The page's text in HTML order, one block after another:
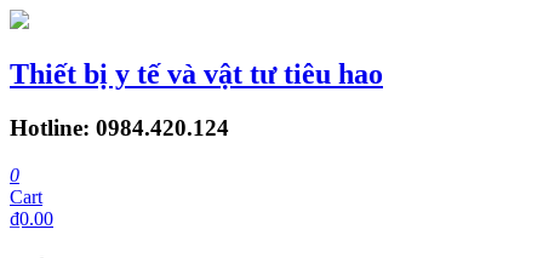
Thiết bị y tế và vật tư tiêu hao
Hotline: 0984.420.124
0
Cart
₫0.00